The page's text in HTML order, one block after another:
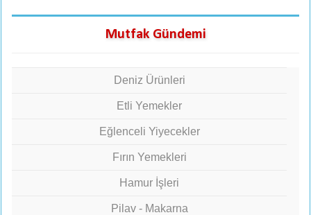
Mutfak Gündemi
Deniz Ürünleri
Etli Yemekler
Eğlenceli Yiyecekler
Fırın Yemekleri
Hamur İşleri
Pilav - Makarna